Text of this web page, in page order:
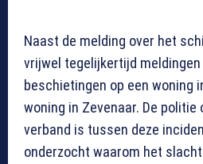
Naast de melding over het
vrijwel tegelijkertijd meldingen
beschietingen op een woning
woning in Zevenaar. De
verband is tussen deze
onderzocht waarom het